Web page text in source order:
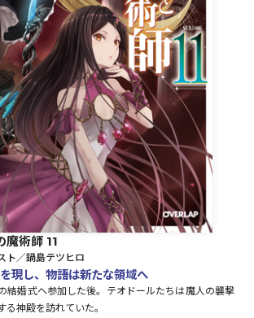
オーバーラップノベルスf
ロサージュノベルス
コミックガルド
コミッククリエ
魔術師 11
／鍋島テツヒロ
現し、物語は新たな領域へ
結婚式へ参加した後。テオドールたちは魔人の襲撃
神殿を訪れていた。